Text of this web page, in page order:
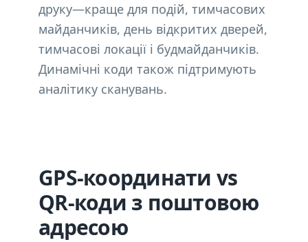
друку—краще для подій, тимчасових
майданчиків, день відкритих дверей,
тимчасові локації і будмайданчиків.
Динамічні коди також підтримують
аналітику сканувань.
GPS-координати vs
QR-коди з поштовою
адресою